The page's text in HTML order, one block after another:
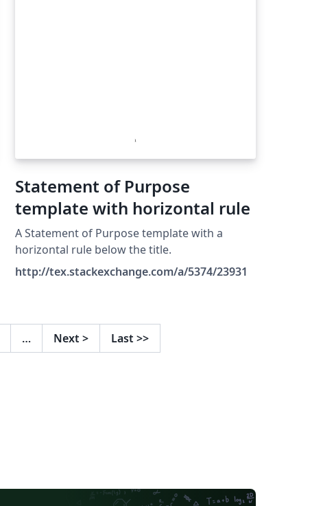
Statement of Purpose
template with horizontal rule
A Statement of Purpose template with a
horizontal rule below the title.
http://tex.stackexchange.com/a/5374/23931
… Next > Last >>